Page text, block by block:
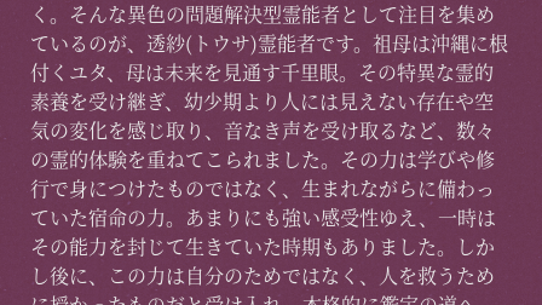
く。そんな異色の問題解決型霊能者として注目を集め
ているのが、透紗(トウサ)霊能者です。祖母は沖縄に根
付くユタ、母は未来を見通す千里眼。その特異な霊的
素養を受け継ぎ、幼少期より人には見えない存在や空
気の変化を感じ取り、音なき声を受け取るなど、数々
の霊的体験を重ねてこられました。その力は学びや修
行で身につけたものではなく、生まれながらに備わっ
ていた宿命の力。あまりにも強い感受性ゆえ、一時は
その能力を封じて生きていた時期もありました。しか
し後に、この力は自分のためではなく、人を救うため